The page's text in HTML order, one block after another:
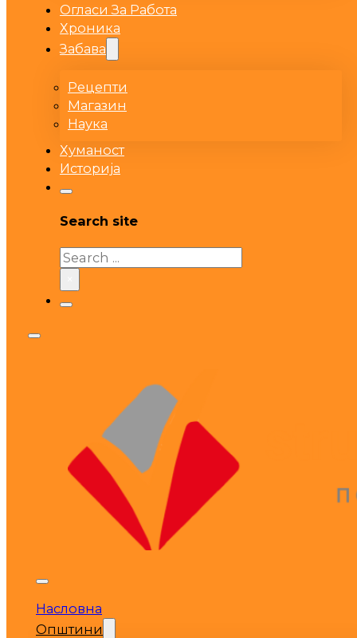
Огласи За Работа
Хроника
Забава
Рецепти
Магазин
Наука
Хуманост
Историја
Search site
Search
Насловна
Општини